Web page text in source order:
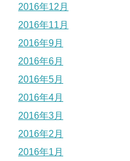
2016年12月
2016年11月
2016年9月
2016年6月
2016年5月
2016年4月
2016年3月
2016年2月
2016年1月